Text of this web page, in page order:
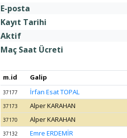
E-posta
Kayıt Tarihi
Aktif
Maç Saat Ücreti
m.id Galip
37177 İrfan Esat TOPAL
37173 Alper KARAHAN
37170 Alper KARAHAN
37132 Emre ERDEMİR